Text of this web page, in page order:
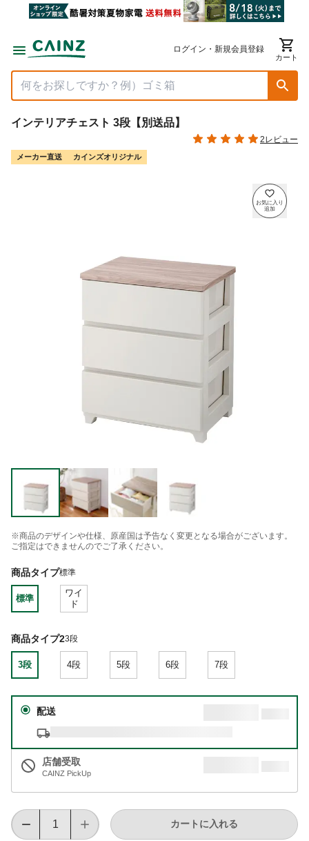
ログイン・新規会員登録
カート
インテリアチェスト 3段【別送品】
2レビュー
メーカー直送 カインズオリジナル
※商品のデザインや仕様、原産国は予告なく変更となる場合がございます。
ご指定はできませんのでご了承ください。
商品タイプ標準
標準
ワイ
ド
商品タイプ23段
3段 4段 5段 6段 7段
配送
店舗受取
CAINZ PickUp
カートに入れる